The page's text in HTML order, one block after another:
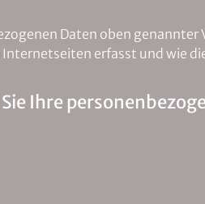
Daten oben
erfasst und wie
Ihre